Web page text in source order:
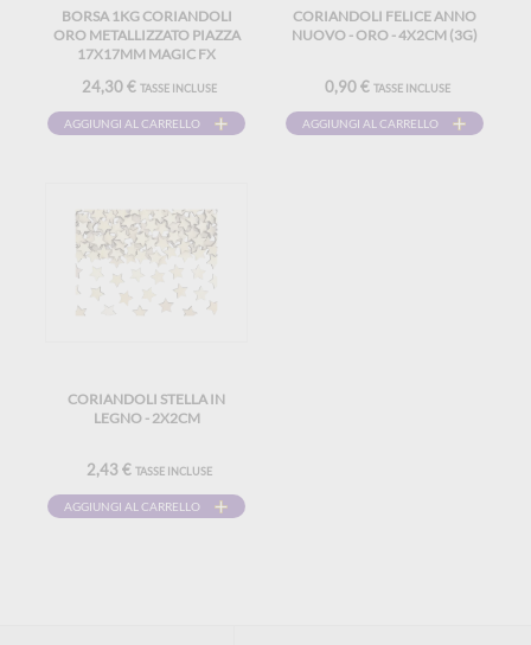
BORSA 1KG CORIANDOLI
ORO METALLIZZATO PIAZZA
17X17MM MAGIC FX
24,30 € TASSE INCLUSE
AGGIUNGI AL CARRELLO
CORIANDOLI FELICE ANNO
NUOVO - ORO - 4X2CM (3G)
0,90 € TASSE INCLUSE
AGGIUNGI AL CARRELLO
CORIANDOLI STELLA IN
LEGNO - 2X2CM
2,43 € TASSE INCLUSE
AGGIUNGI AL CARRELLO